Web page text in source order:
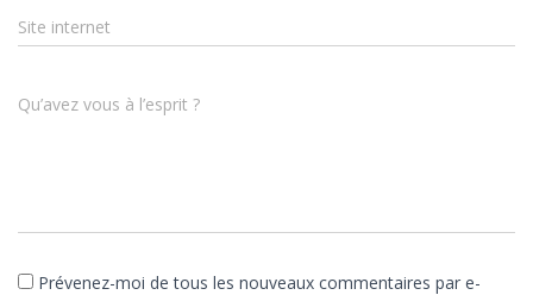
Site internet
Qu’avez vous à l’esprit ?
Prévenez-moi de tous les nouveaux commentaires par e-